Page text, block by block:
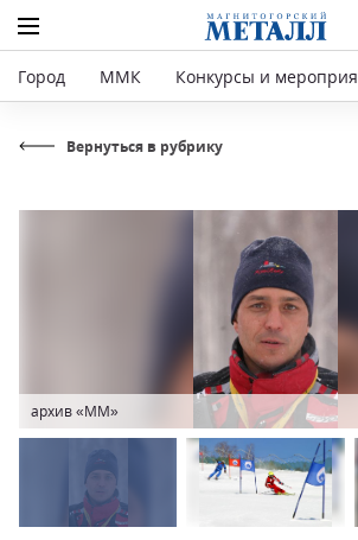
Город ММК Конкурсы и
Вернуться в рубрику
архив «ММ»